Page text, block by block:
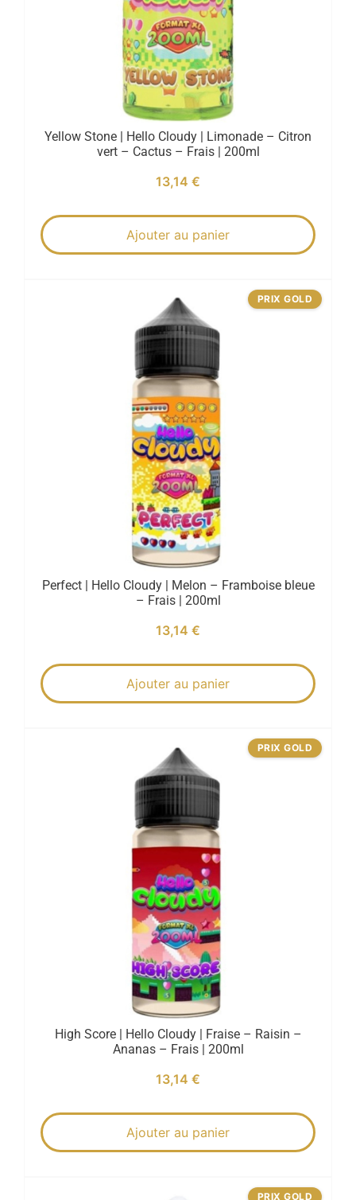
Yellow Stone | Hello Cloudy | Limonade – Citron
vert – Cactus – Frais | 200ml
13,14 €
Ajouter au panier
Perfect | Hello Cloudy | Melon – Framboise bleue
– Frais | 200ml
13,14 €
Ajouter au panier
PRIX GOLD
High Score | Hello Cloudy | Fraise – Raisin –
Ananas – Frais | 200ml
13,14 €
Ajouter au panier
PRIX GOLD
PRIX GOLD